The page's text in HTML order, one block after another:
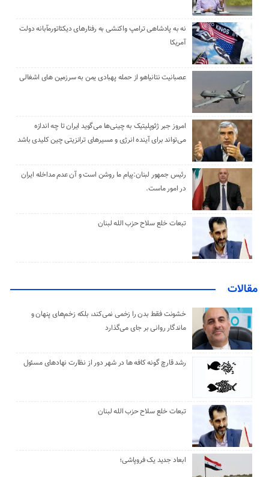
نه به پادشاهی ترامپ واکنشی به رفتارهای دیکتاتورمآبانه دولت
آمریکا
عصبانیت نتانیاهو از حمله پهبادی یمن به سرزمین های اشغالی
امروز جبر ژئوپلیتیک به چینی‌ها می‌گوید ایران تا چه اندازه
می‌تواند برای آینده انرژی و مسیرهای ترانزیتی چین کلیدی باشد
رئیس جمهور لبنان:پیام ما روشن است و آن عدم مداخله ایران
در امور ماست.
تبعات خلع سلاح حزب الله لبنان
مقالات
خشونت فقط بدن را زخمی نمی‌کند، بلکه زخم‌های پنهان و
ماندگار روانی بر جای می‌گذارد
رشد قارچ گونه کافه ها در شهر دور از نظارت نهادهای مسئول
تبعات خلع سلاح حزب الله لبنان
ابعاد جدید یک فروپاشی؛